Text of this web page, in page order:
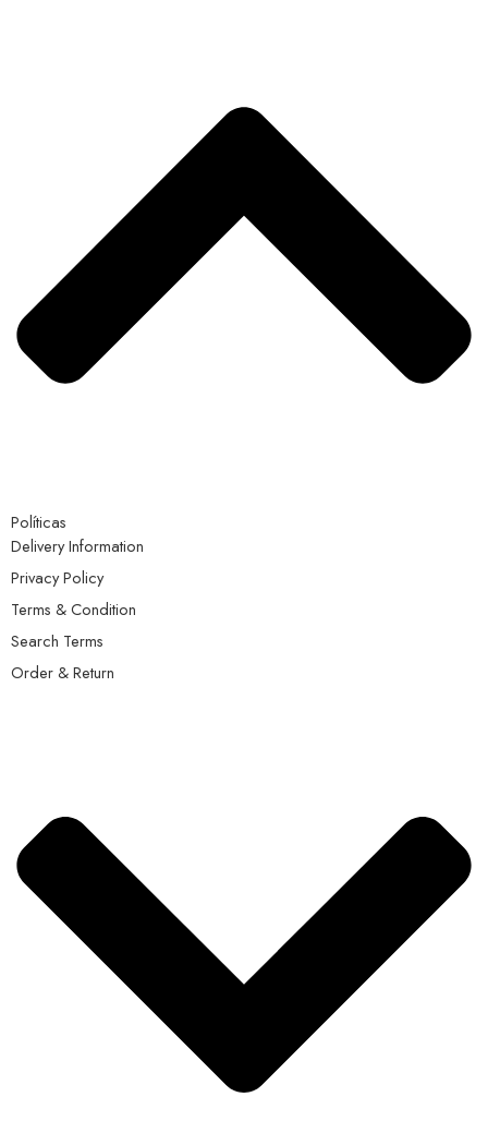
Políticas
Delivery Information
Privacy Policy
Terms & Condition
Search Terms
Order & Return